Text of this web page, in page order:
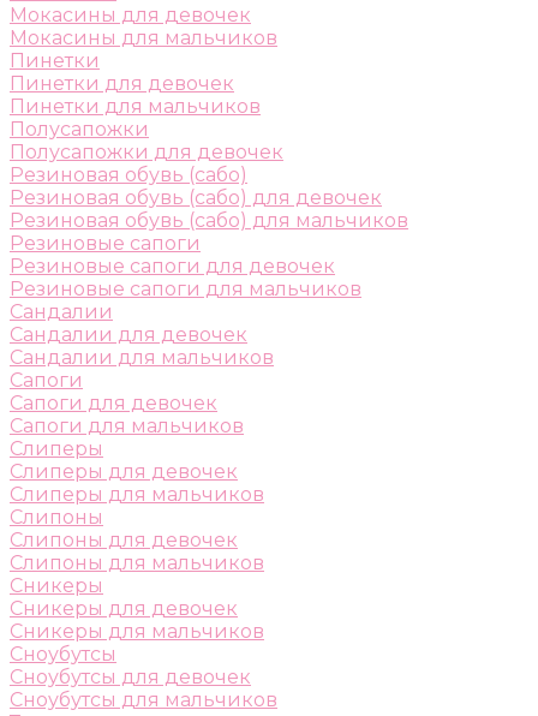
Мокасины для девочек
Мокасины для мальчиков
Пинетки
Пинетки для девочек
Пинетки для мальчиков
Полусапожки
Полусапожки для девочек
Резиновая обувь (сабо)
Резиновая обувь (сабо) для девочек
Резиновая обувь (сабо) для мальчиков
Резиновые сапоги
Резиновые сапоги для девочек
Резиновые сапоги для мальчиков
Сандалии
Сандалии для девочек
Сандалии для мальчиков
Сапоги
Сапоги для девочек
Сапоги для мальчиков
Слиперы
Слиперы для девочек
Слиперы для мальчиков
Слипоны
Слипоны для девочек
Слипоны для мальчиков
Сникеры
Сникеры для девочек
Сникеры для мальчиков
Сноубутсы
Сноубутсы для девочек
Сноубутсы для мальчиков